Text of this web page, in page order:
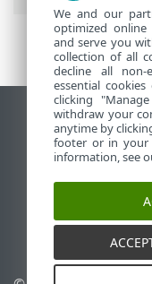
Asztali
End of Life
Az ESET
ESET Fórum
ESET Status
Regionális
We and our
optimized online
and serve you
collection of all
decline all non-
essential
clicking
withdraw your
anytime by
footer or in your
information, see